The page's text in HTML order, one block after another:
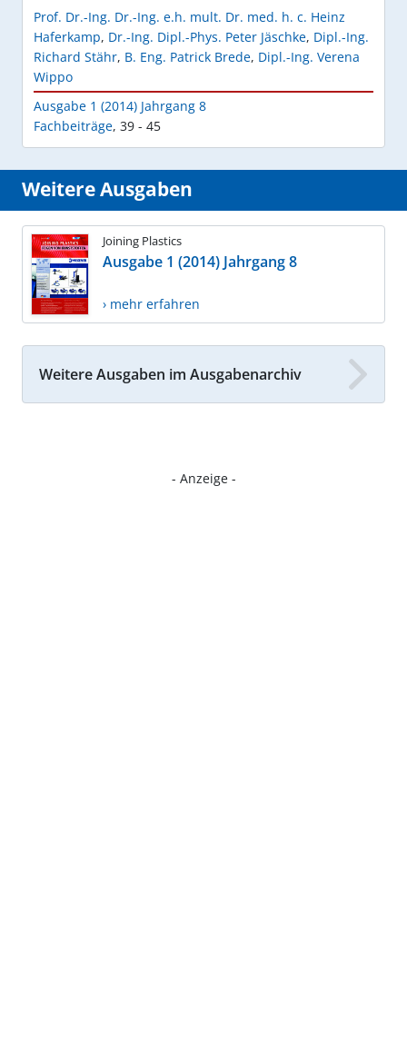
Prof. Dr.-Ing. Dr.-Ing. e.h. mult. Dr. med. h. c. Heinz
Haferkamp, Dr.-Ing. Dipl.-Phys. Peter Jäschke, Dipl.-Ing.
Richard Stähr, B. Eng. Patrick Brede, Dipl.-Ing. Verena
Wippo
Ausgabe 1 (2014) Jahrgang 8
Fachbeiträge, 39 - 45
Weitere Ausgaben
Joining Plastics
Ausgabe 1 (2014) Jahrgang 8
› mehr erfahren
Weitere Ausgaben im Ausgabenarchiv
- Anzeige -